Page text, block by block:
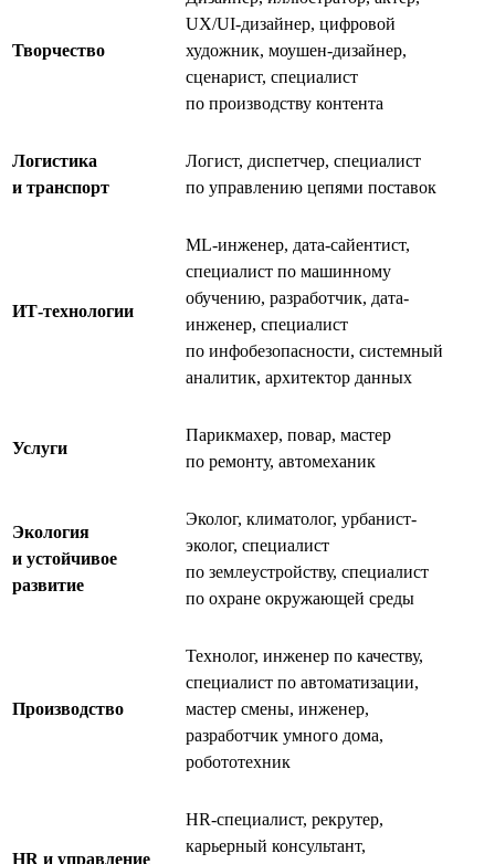
Творчество
UX/UI-дизайнер, цифровой
художник, моушен-дизайнер,
сценарист, специалист
по производству контента
Логистика
и транспорт
Логист, диспетчер, специалист
по управлению цепями поставок
ИТ-технологии
ML-инженер, дата-сайентист,
специалист по машинному
обучению, разработчик, дата-
инженер, специалист
по инфобезопасности, системный
аналитик, архитектор данных
Услуги
Парикмахер, повар, мастер
по ремонту, автомеханик
Экология
и устойчивое
развитие
Эколог, климатолог, урбанист-
эколог, специалист
по землеустройству, специалист
по охране окружающей среды
Производство
Технолог, инженер по качеству,
специалист по автоматизации,
мастер смены, инженер,
разработчик умного дома,
робототехник
HR и управление
HR-специалист, рекрутер,
карьерный консультант,